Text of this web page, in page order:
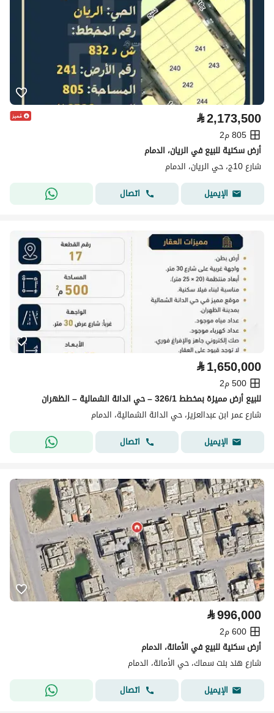
⃁2,173,500
805 م2
أرض سكنية للبيع في الريان، الدمام
شارع 10ج، حي الريان، الدمام
الإيميل
اتصال
⃁1,650,000
500 م2
للبيع أرض مميزة بمخطط 326/1 – حي الدانة الشمالية – الظهران
شارع عمر ابن عبدالعزيز، حي الدانة الشمالية، الدمام
الإيميل
اتصال
⃁996,000
600 م2
أرض سكنية للبيع في الأمانة، الدمام
شارع هند بنت سماك، حي الأمانة، الدمام
الإيميل
اتصال